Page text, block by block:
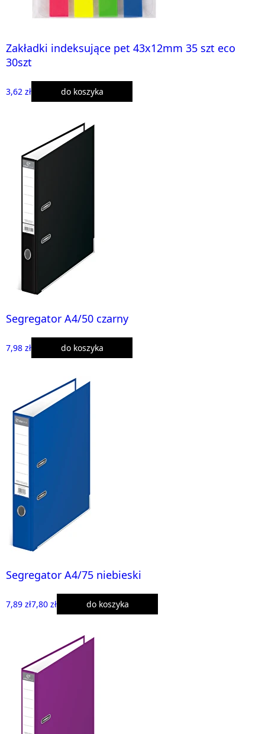
Zakładki indeksujące pet 43x12mm 35 szt eco
30szt
3,62 zł do koszyka
Segregator A4/50 czarny
7,98 zł do koszyka
Segregator A4/75 niebieski
7,89 zł7,80 zł do koszyka